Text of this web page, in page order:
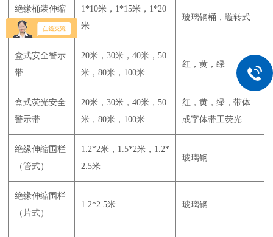
绝缘桶装伸缩
围网
1*10米，1*15米，1*20
米
玻璃钢桶，璇转式
盒式安全警示
带
20米，30米，40米，50
米，80米，100米
红，黄，绿
盒式荧光安全
警示带
20米，30米，40米，50
米，80米，100米
红，黄，绿，带体
或字体带工荧光
绝缘伸缩围栏
（管式）
1.2*2米，1.5*2米，1.2*
2.5米
玻璃钢
绝缘伸缩围栏
（片式）
1.2*2.5米 玻璃钢